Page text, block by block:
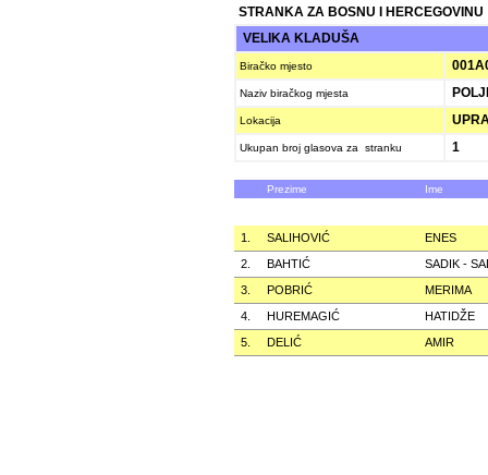
STRANKA ZA BOSNU I HERCEGOVINU
VELIKA KLADUŠA
Biračko mjesto
Naziv biračkog mjesta
Lokacija
Ukupan broj glasova za stranku 1
Prezime Ime
1. SALIHOVIĆ
ENES
2.
BAHTIĆ
SADIK -
3.
POBRIĆ
MERIMA
4.
HUREMAGIĆ
HATIDŽE
5.
DELIĆ AMIR